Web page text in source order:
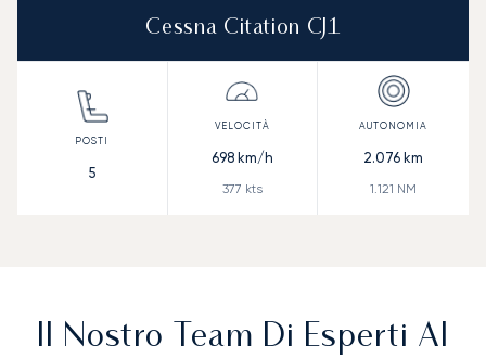
Cessna Citation CJ1
5
698km/h
377 kts
2.076 km
1.121 NM
Il Nostro Team Di Esperti Al